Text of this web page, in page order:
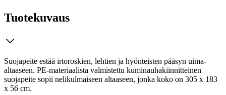
Tuotekuvaus
Suojapeite estää irtoroskien, lehtien ja hyönteisten pääsyn uima-
altaaseen. PE-materiaalista valmistettu kuminauhakiinnitteinen
suojapeite sopii nelikulmaiseen altaaseen, jonka koko on 305 x 183
x 56 cm.